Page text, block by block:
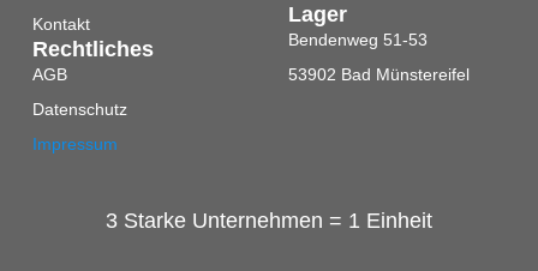
3 Starke Unternehmen = 1 Einheit
Kontakt
Rechtliches
AGB
Datenschutz
Impressum
Lager
Bendenweg 51-53
53902 Bad Münstereifel